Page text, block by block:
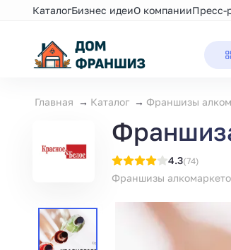
КаталогБизнес идеиО компанииПресс-
Главная Каталог Франшизы
4.3(74)
Франшизы